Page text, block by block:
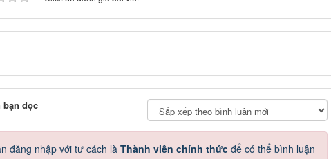
bạn đọc
đăng nhập với tư cách là Thành viên chính thức để có thể bình luận